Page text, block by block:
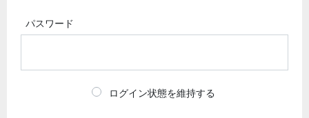
パスワード
ログイン状態を維持する